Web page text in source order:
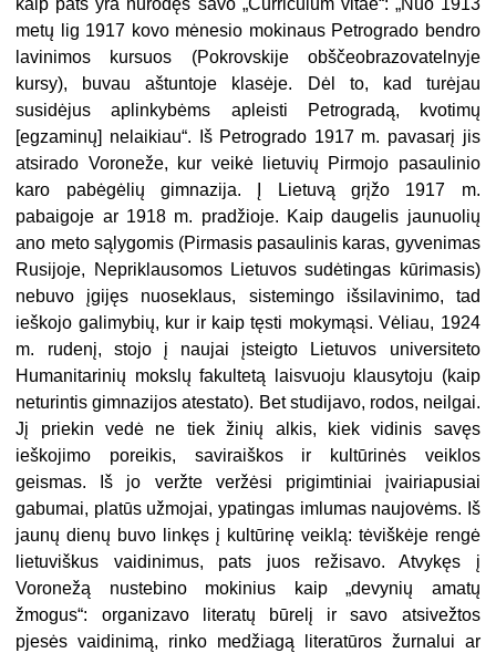
kaip pats yra nurodęs savo „Curriculum vitae“: „Nuo 1913
metų lig 1917 kovo mėnesio mokinaus Petrogrado bendro
lavinimos kursuos (Pokrovskije obščeobrazovatelnyje
kursy), buvau aštuntoje klasėje. Dėl to, kad turėjau
susidėjus aplinkybėms apleisti Petrogradą, kvotimų
[egzaminų] nelaikiau“. Iš Petrogrado 1917 m. pavasarį jis
atsirado Voroneže, kur veikė lietuvių Pirmojo pasaulinio
karo pabėgėlių gimnazija. Į Lietuvą grįžo 1917 m.
pabaigoje ar 1918 m. pradžioje. Kaip daugelis jaunuolių
ano meto sąlygomis (Pirmasis pasaulinis karas, gyvenimas
Rusijoje, Nepriklausomos Lietuvos sudėtingas kūrimasis)
nebuvo įgijęs nuoseklaus, sistemingo išsilavinimo, tad
ieškojo galimybių, kur ir kaip tęsti mokymąsi. Vėliau, 1924
m. rudenį, stojo į naujai įsteigto Lietuvos universiteto
Humanitarinių mokslų fakultetą laisvuoju klausytoju (kaip
neturintis gimnazijos atestato). Bet studijavo, rodos, neilgai.
Jį priekin vedė ne tiek žinių alkis, kiek vidinis savęs
ieškojimo poreikis, saviraiškos ir kultūrinės veiklos
geismas. Iš jo veržte veržėsi prigimtiniai įvairiapusiai
gabumai, platūs užmojai, ypatingas imlumas naujovėms. Iš
jaunų dienų buvo linkęs į kultūrinę veiklą: tėviškėje rengė
lietuviškus vaidinimus, pats juos režisavo. Atvykęs į
Voronežą nustebino mokinius kaip „devynių amatų
žmogus“: organizavo literatų būrelį ir savo atsivežtos
pjesės vaidinimą, rinko medžiagą literatūros žurnalui ar